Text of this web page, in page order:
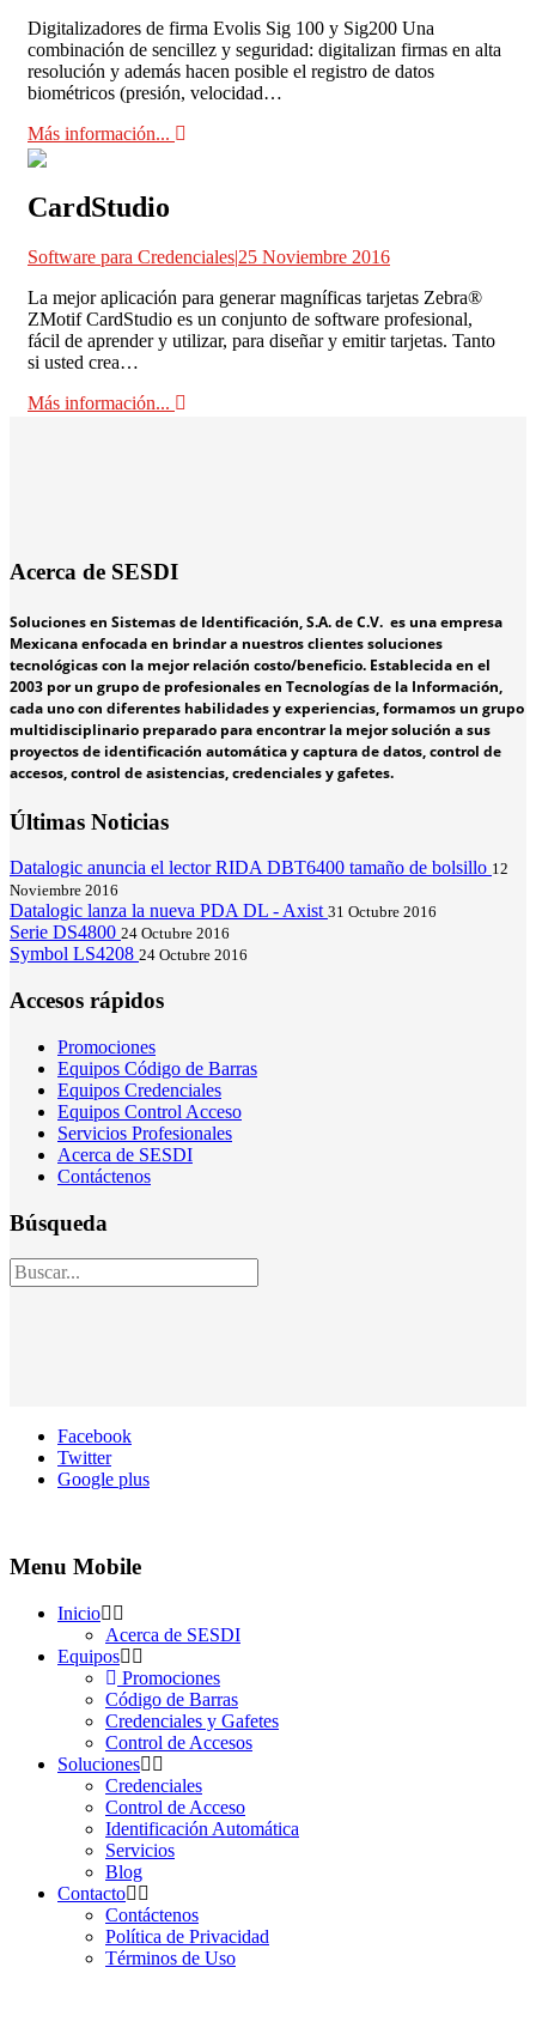
Digitalizadores de firma Evolis Sig 100 y Sig200 Una
combinación de sencillez y seguridad: digitalizan firmas en alta
resolución y además hacen posible el registro de datos
biométricos (presión, velocidad…
Más información...
CardStudio
Software para Credenciales25 Noviembre 2016
La mejor aplicación para generar magníficas tarjetas Zebra®
ZMotif CardStudio es un conjunto de software profesional,
fácil de aprender y utilizar, para diseñar y emitir tarjetas. Tanto
si usted crea…
Más información...
Acerca de SESDI
Soluciones en Sistemas de Identificación, S.A. de C.V. es una empresa
Mexicana enfocada en brindar a nuestros clientes soluciones
tecnológicas con la mejor relación costo/beneficio. Establecida en el
2003 por un grupo de profesionales en Tecnologías de la Información,
cada uno con diferentes habilidades y experiencias, formamos un grupo
multidisciplinario preparado para encontrar la mejor solución a sus
proyectos de identificación automática y captura de datos, control de
accesos, control de asistencias, credenciales y gafetes.
Últimas Noticias
Datalogic anuncia el lector RIDA DBT6400 tamaño de bolsillo 12
Noviembre 2016
Datalogic lanza la nueva PDA DL - Axist 31 Octubre 2016
Serie DS4800 24 Octubre 2016
Symbol LS4208 24 Octubre 2016
Accesos rápidos
Promociones
Equipos Código de Barras
Equipos Credenciales
Equipos Control Acceso
Servicios Profesionales
Acerca de SESDI
Contáctenos
Búsqueda
Facebook
Twitter
Google plus
Menu Mobile
Inicio
Acerca de SESDI
Equipos
Promociones
Código de Barras
Credenciales y Gafetes
Control de Accesos
Soluciones
Credenciales
Control de Acceso
Identificación Automática
Servicios
Blog
Contacto
Contáctenos
Política de Privacidad
Términos de Uso